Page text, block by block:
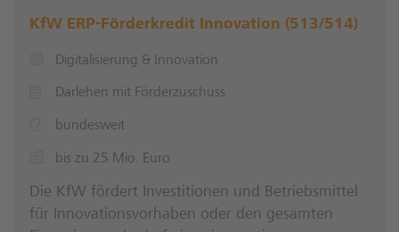
KfW ERP-Förderkredit Innovation (513/514)
Digitalisierung & Innovation
Darlehen mit Förderzuschuss
bundesweit
bis zu 25 Mio. Euro
Die KfW fördert Investitionen und Betriebsmittel
für Innovationsvorhaben oder den gesamten